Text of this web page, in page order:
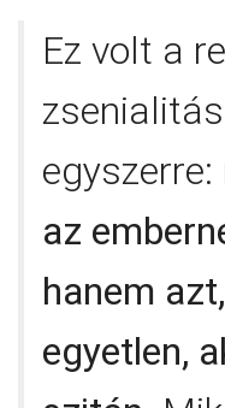
Ez volt a
egyszerre:
az
hanem
egyetlen,